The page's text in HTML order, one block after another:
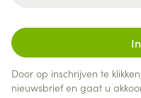
Door op inschrijven te
nieuwsbrief en gaat u